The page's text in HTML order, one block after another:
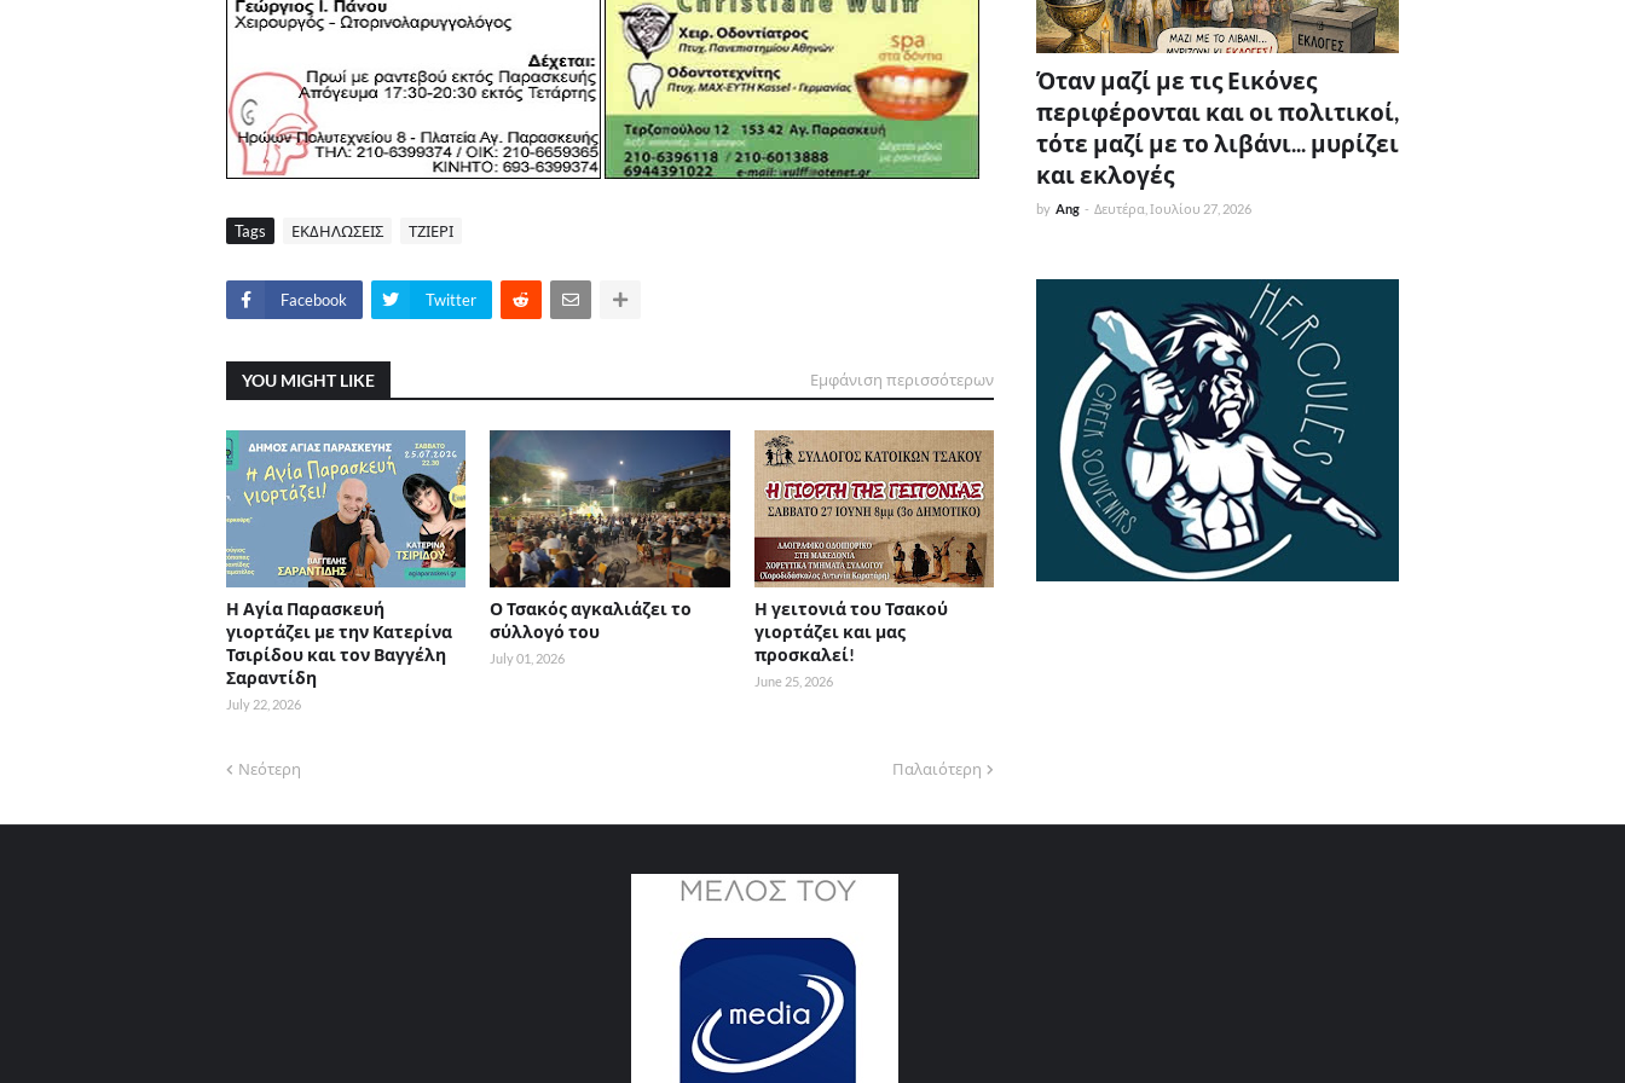
Tags ΕΚΔΗΛΩΣΕΙΣ ΤΖΙΕΡΙ
Facebook Twitter
YOU MIGHT LIKE Εμφάνιση περισσότερων
Η Αγία Παρασκευή
γιορτάζει με την Κατερίνα
Τσιρίδου και τον Βαγγέλη
Σαραντίδη
July 22, 2026
Ο Τσακός αγκαλιάζει το
σύλλογό του
July 01, 2026
Η γειτονιά του Τσακού
γιορτάζει και μας
προσκαλεί!
June 25, 2026
Νεότερη Παλαιότερη
Όταν μαζί με τις Εικόνες
περιφέρονται και οι πολιτικοί,
τότε μαζί με το λιβάνι... μυρίζει
και εκλογές
by Ang - Δευτέρα, Ιουλίου 27, 2026